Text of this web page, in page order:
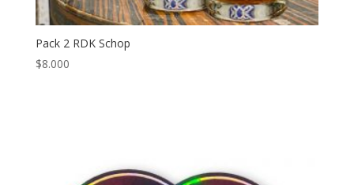
Pack 2 RDK Schop
$8.000